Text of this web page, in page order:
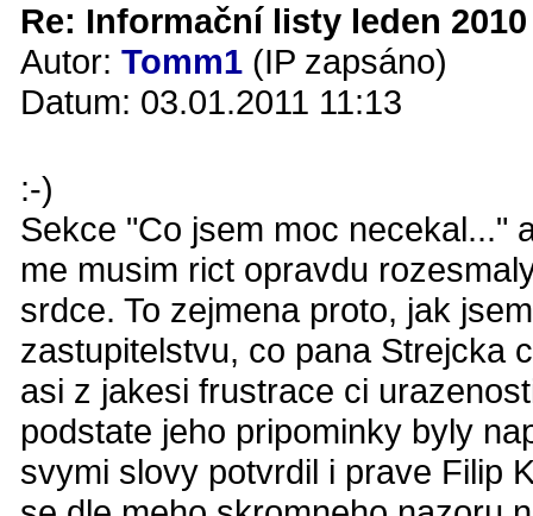
Re: Informační listy leden
Autor: Tomm1 (IP zapsáno)
Datum: 03.01.2011 11:13
:-)
Sekce "Co jsem moc necekal..."
me musim rict opravdu
srdce. To zejmena proto, jak
zastupitelstvu, co pana Strejcka
asi z jakesi frustrace ci
podstate jeho pripominky byly
svymi slovy potvrdil i prave Filip